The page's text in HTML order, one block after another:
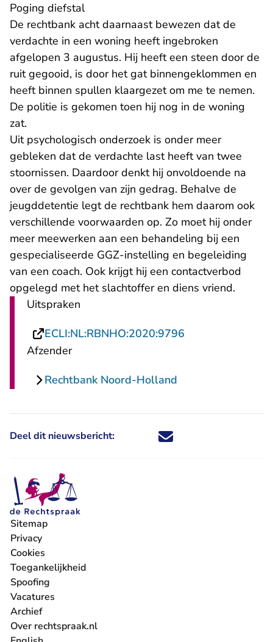
Poging diefstal
De rechtbank acht daarnaast bewezen dat de
verdachte in een woning heeft ingebroken
afgelopen 3 augustus. Hij heeft een steen door de
ruit gegooid, is door het gat binnengeklommen en
heeft binnen spullen klaargezet om me te nemen.
De politie is gekomen toen hij nog in de woning
zat.
Uit psychologisch onderzoek is onder meer
gebleken dat de verdachte last heeft van twee
stoornissen. Daardoor denkt hij onvoldoende na
over de gevolgen van zijn gedrag. Behalve de
jeugddetentie legt de rechtbank hem daarom ook
verschillende voorwaarden op. Zo moet hij onder
meer meewerken aan een behandeling bij een
gespecialiseerde GGZ-instelling en begeleiding
van een coach. Ook krijgt hij een contactverbod
opgelegd met het slachtoffer en diens vriend.
Uitspraken
ECLI:NL:RBNHO:2020:9796
Afzender
Rechtbank Noord-Holland
Deel dit nieuwsbericht: Deel dit nieuwsbericht via X -
Deel dit nieuwsbericht via
Deel dit nieuwsbericht
Deel dit
Sitemap
Privacy
Cookies
Toegankelijkheid
Spoofing
Vacatures
- U verlaat Rechtspraak.nl
Archief
Over rechtspraak.nl